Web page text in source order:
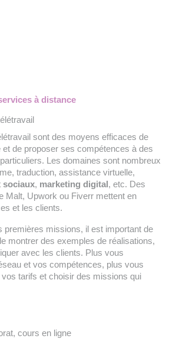
à distance
sont des moyens efficaces de
et de proposer ses compétences à des
Les domaines sont nombreux
traduction, assistance virtuelle,
sociaux, marketing digital , etc. Des
Malt, Upwork ou Fiverr mettent en
et les clients.
premières missions, il est important de
montrer des exemples de réalisations,
avec les clients. Plus vous
et vos compétences, plus vous
tarifs et choisir des missions qui
cours en ligne